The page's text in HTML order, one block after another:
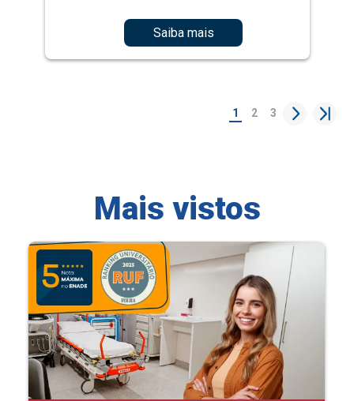
Saiba mais
1 2 3
Mais vistos